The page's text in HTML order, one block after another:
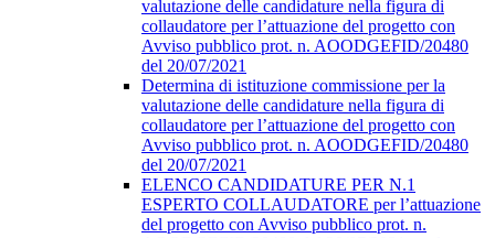
valutazione delle candidature nella figura di
collaudatore per l’attuazione del progetto con
Avviso pubblico prot. n. AOODGEFID/20480
del 20/07/2021
Determina di istituzione commissione per la
valutazione delle candidature nella figura di
collaudatore per l’attuazione del progetto con
Avviso pubblico prot. n. AOODGEFID/20480
del 20/07/2021
ELENCO CANDIDATURE PER N.1
ESPERTO COLLAUDATORE per l’attuazione
del progetto con Avviso pubblico prot. n.